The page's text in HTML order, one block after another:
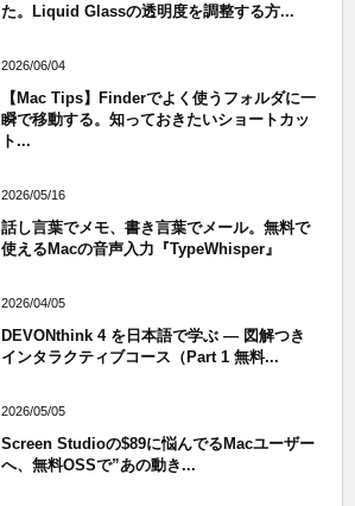
た。Liquid Glassの透明度を調整する方...
2026/06/04
【Mac Tips】Finderでよく使うフォルダに一
瞬で移動する。知っておきたいショートカッ
ト...
2026/05/16
話し言葉でメモ、書き言葉でメール。無料で
使えるMacの音声入力『TypeWhisper』
2026/04/05
DEVONthink 4 を日本語で学ぶ — 図解つき
インタラクティブコース（Part 1 無料...
2026/05/05
Screen Studioの$89に悩んでるMacユーザー
へ、無料OSSで”あの動き...